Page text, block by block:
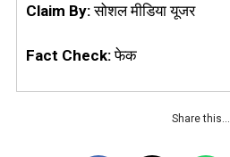
Claim By:सोशल मीडिया यूजर
Fact Check:फेक
Share this…